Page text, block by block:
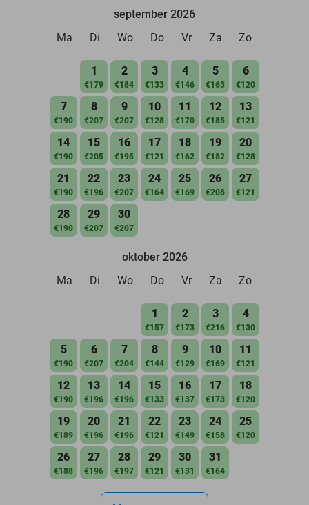
september 2026
Ma
Di Wo Do Vr Za Zo
1
€179
2
€184
3
€133
4
€146
5
€163
6
€120
7
€190
8
€207
9
€207
10
€128
11
€170
12
€185
13
€121
14
€190
15
€205
16
€195
17
€121
18
€162
19
€182
20
€128
21
€190
22
€196
23
€207
24
€164
25
€169
26
€208
27
€121
28
€190
29
€207
30
€207
oktober 2026
Ma
Di Wo Do Vr Za Zo
1
€157
2
€173
3
€216
4
€130
5
€190
6
€207
7
€204
8
€144
9
€129
10
€169
11
€121
12
€190
13
€196
14
€196
15
€133
16
€137
17
€173
18
€120
19
€189
20
€196
21
€196
22
€121
23
€149
24
€158
25
€120
26
€188
27
€196
28
€197
29
€121
30
€131
31
€164